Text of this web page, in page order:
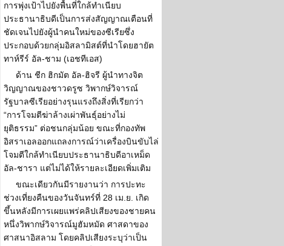
การพุ่งเป้าไปยังพื้นที่ใกล้ทำเนียบ
ประธานาธิบดีเป็นการส่งสัญญาณเตือนที่
ชัดเจนไปยังผู้นำคนใหม่ของซีเรียซึ่ง
ประกอบด้วยกลุ่มอิสลามิสต์ที่นำโดยฮายัต
ทาห์รีร์ อัล-ชาม (เอชทีเอส)
ด้าน ชีก ฮิกมัต อัล-ฮิจรี ผู้นำทางจิต
วิญญาณของชาวดรูซ วิพากษ์วิจารณ์
รัฐบาลซีเรียอย่างรุนแรงถึงสิ่งที่เรียกว่า
“การโจมตีฆ่าล้างเผ่าพันธุ์อย่างไม่
ยุติธรรม” ต่อชนกลุ่มน้อย ขณะที่กองทัพ
อิสราเอลออกแถลงการณ์ว่าเครื่องบินขับไล่
โจมตีใกล้ทำเนียบประธานาธิบดีอาเหม็ด
อัล-ชารา แต่ไม่ได้ให้รายละเอียดเพิ่มเติม
ขณะเดียวกันมีรายงานว่า การปะทะ
ช่วงเที่ยงคืนของวันจันทร์ที่ 28 เม.ย. เกิด
ขึ้นหลังมีการเผยแพร่คลิปเสียงของชายคน
หนึ่งวิพากษ์วิจารณ์มูฮัมหมัด ศาสดาของ
ศาสนาอิสลาม โดยคลิปเสียงระบุว่าเป็น